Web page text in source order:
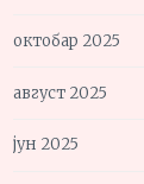
октобар 2025
август 2025
јун 2025